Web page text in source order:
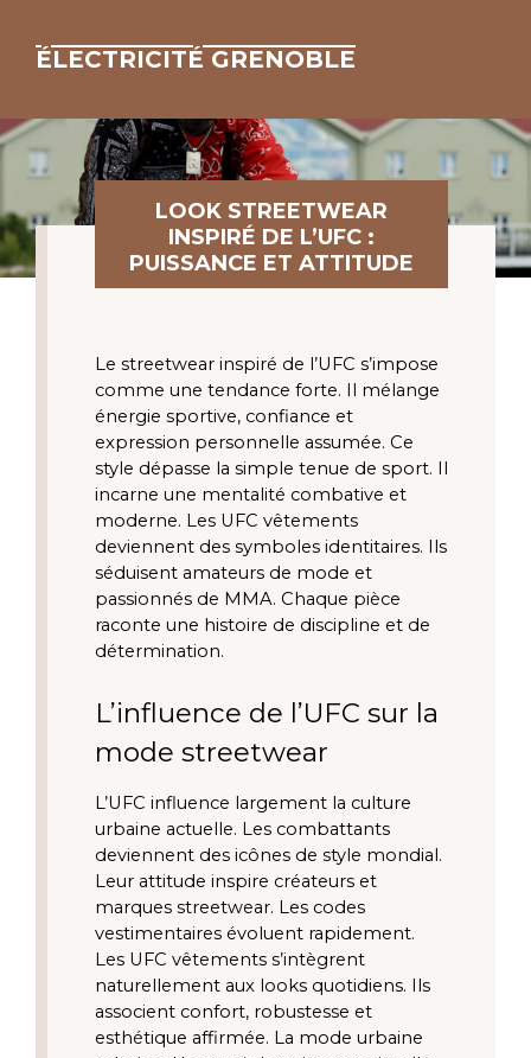
ÉLECTRICITÉ GRENOBLE
LOOK STREETWEAR
INSPIRÉ DE L’UFC :
PUISSANCE ET ATTITUDE
Le streetwear inspiré de l’UFC s’impose
comme une tendance forte. Il mélange
énergie sportive, confiance et
expression personnelle assumée. Ce
style dépasse la simple tenue de sport. Il
incarne une mentalité combative et
moderne. Les UFC vêtements
deviennent des symboles identitaires. Ils
séduisent amateurs de mode et
passionnés de MMA. Chaque pièce
raconte une histoire de discipline et de
détermination.
L’influence de l’UFC sur la
mode streetwear
L’UFC influence largement la culture
urbaine actuelle. Les combattants
deviennent des icônes de style mondial.
Leur attitude inspire créateurs et
marques streetwear. Les codes
vestimentaires évoluent rapidement.
Les UFC vêtements s’intègrent
naturellement aux looks quotidiens. Ils
associent confort, robustesse et
esthétique affirmée. La mode urbaine